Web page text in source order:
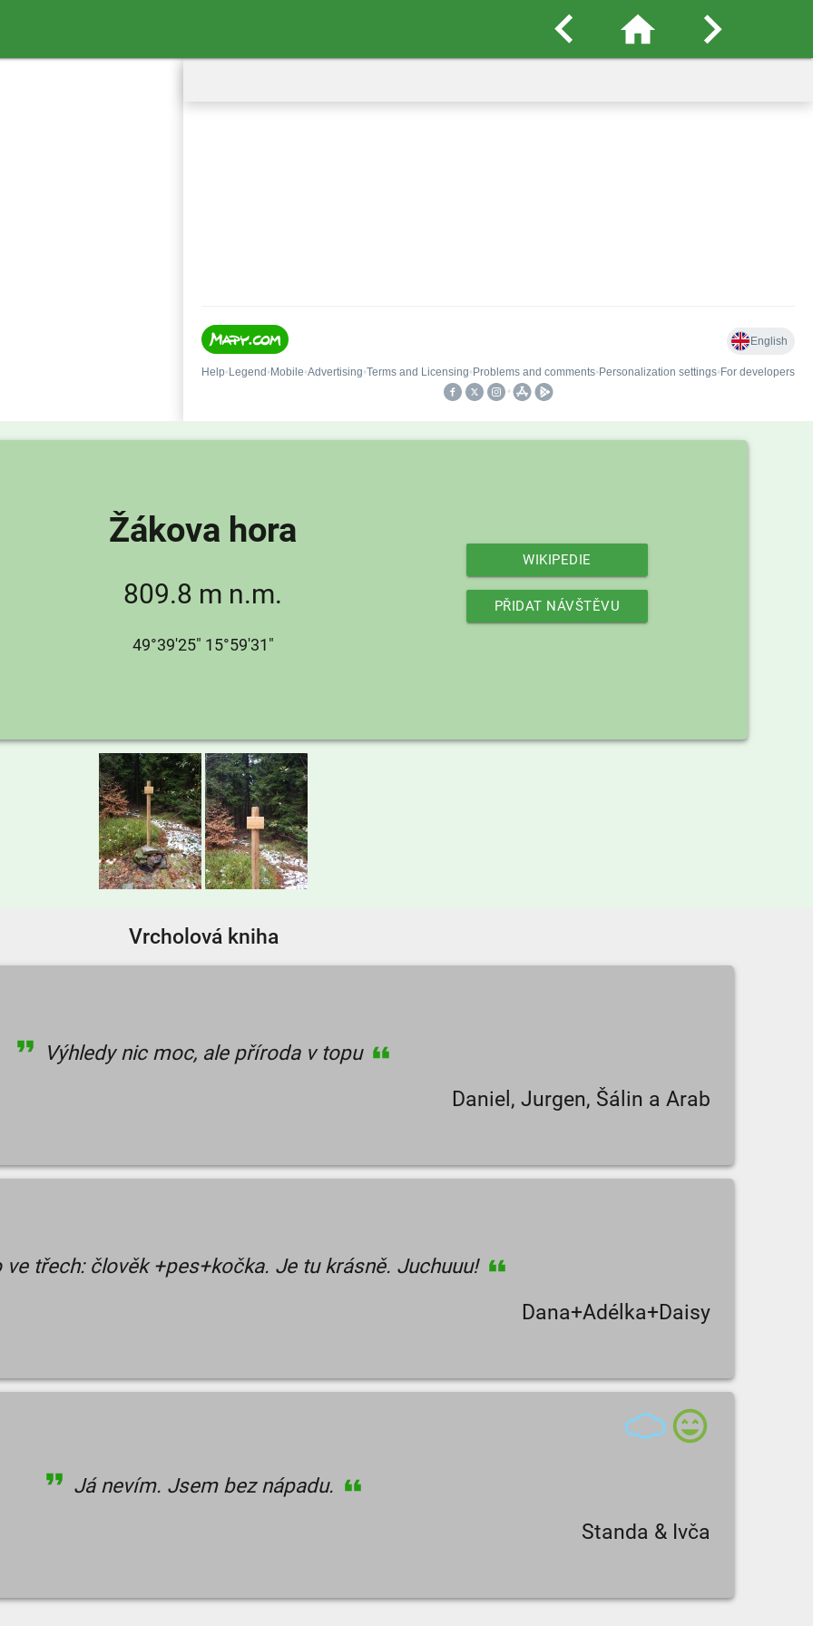
Žákova hora
809.8 m n.m.
49°39'25" 15°59'31"
WIKIPEDIE
PŘIDAT NÁVŠTĚVU
Vrcholová kniha
Výhledy nic moc, ale příroda v topu
Daniel, Jurgen, Šálin a Arab
třech: člověk +pes+kočka. Je tu krásně. Juchuuu!
Dana+Adélka+Daisy
Já nevím. Jsem bez nápadu.
Standa & Ivča